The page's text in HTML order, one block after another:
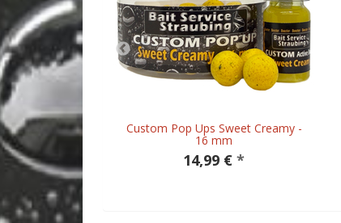
Pink-Chicken
*
Custom Pop Ups Sweet Creamy -
16 mm
14,99 € *